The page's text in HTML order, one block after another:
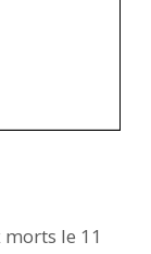
le 11